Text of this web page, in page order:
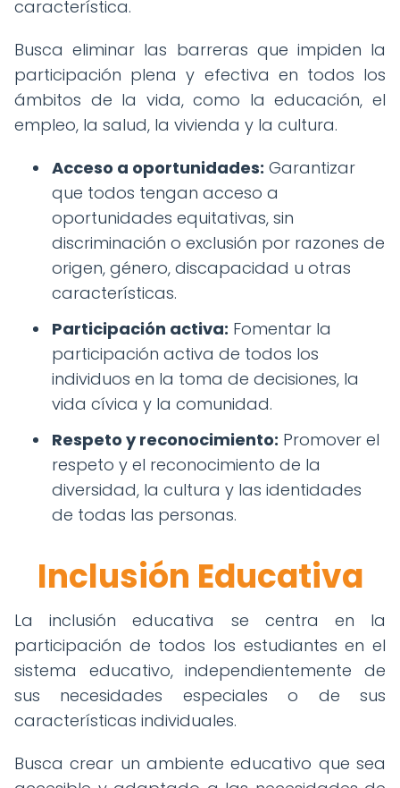
característica.
Busca eliminar las barreras que impiden la
participación plena y efectiva en todos los
ámbitos de la vida, como la educación, el
empleo, la salud, la vivienda y la cultura.
Acceso a oportunidades: Garantizar
que todos tengan acceso a
oportunidades equitativas, sin
discriminación o exclusión por razones de
origen, género, discapacidad u otras
características.
Participación activa: Fomentar la
participación activa de todos los
individuos en la toma de decisiones, la
vida cívica y la comunidad.
Respeto y reconocimiento: Promover el
respeto y el reconocimiento de la
diversidad, la cultura y las identidades
de todas las personas.
Inclusión Educativa
La inclusión educativa se centra en la
participación de todos los estudiantes en el
sistema educativo, independientemente de
sus necesidades especiales o de sus
características individuales.
Busca crear un ambiente educativo que sea